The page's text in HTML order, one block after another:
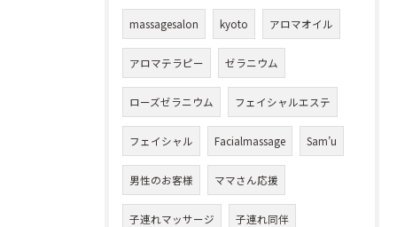
massagesalon kyoto アロマオイル
アロマテラピー ゼラニウム
ローズゼラニウム フェイシャルエステ
フェイシャル Facialmassage Sam’u
男性のお客様 ママさん応援
子連れマッサージ 子連れ同伴